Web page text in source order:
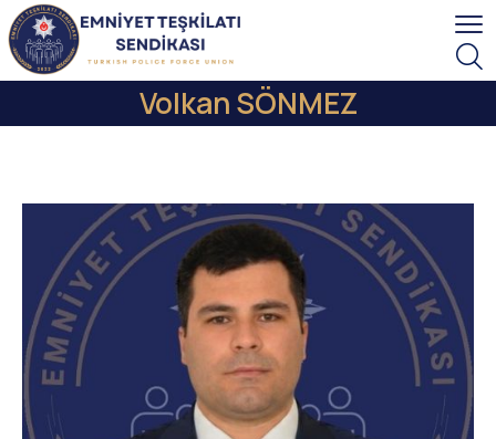
Volkan SÖNMEZ